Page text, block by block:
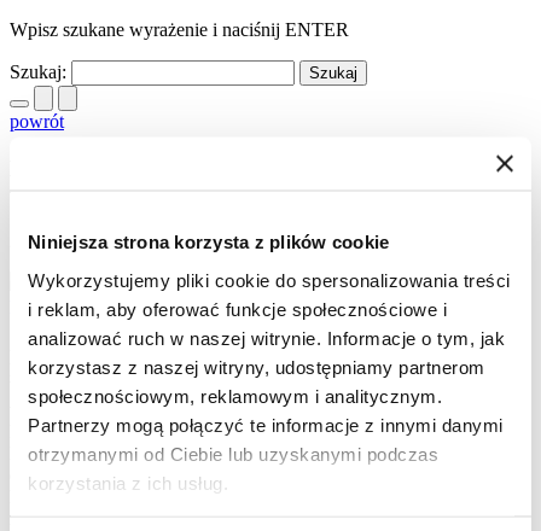
Niniejsza strona korzysta z plików cookie
Wykorzystujemy pliki cookie do spersonalizowania treści
i reklam, aby oferować funkcje społecznościowe i
analizować ruch w naszej witrynie. Informacje o tym, jak
korzystasz z naszej witryny, udostępniamy partnerom
społecznościowym, reklamowym i analitycznym.
Partnerzy mogą połączyć te informacje z innymi danymi
otrzymanymi od Ciebie lub uzyskanymi podczas
korzystania z ich usług.
Wpisz szukane wyrażenie i naciśnij ENTER
Szukaj:
powrót
28.09.2009
przewiń
24.09.2009 firma ING Real Estate Development Sp. z o.o.
podpisała umowę z Eiffage Budownictwo Mitex SA na budowę
budynku apartamentowo – biurowo – usługowego THESPIAN
we Wrocławiu przy placu Powstańców Śląskich 1-3. Przedmiotem
kontraktu jest realizacja budynku wielofunkcyjnego o 9
kondygnacjach naziemnych. W obiekcie zaplanowano również
dwupoziomowy parking podziemny na 70 samochodów. Wartość
kontraktu wynosi ponad 35 mln PLN netto, a przewidywany czas
realizacji projektu to około 14 miesięcy. Inwestorem i deweloperem